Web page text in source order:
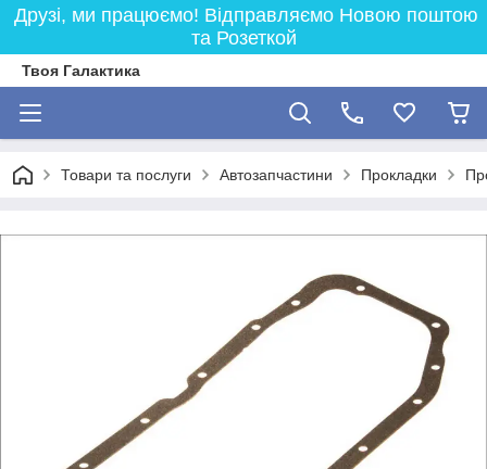
Друзі, ми працюємо! Відправляємо Новою поштою
та Розеткой
Твоя Галактика
Товари та послуги Автозапчастини Прокладки